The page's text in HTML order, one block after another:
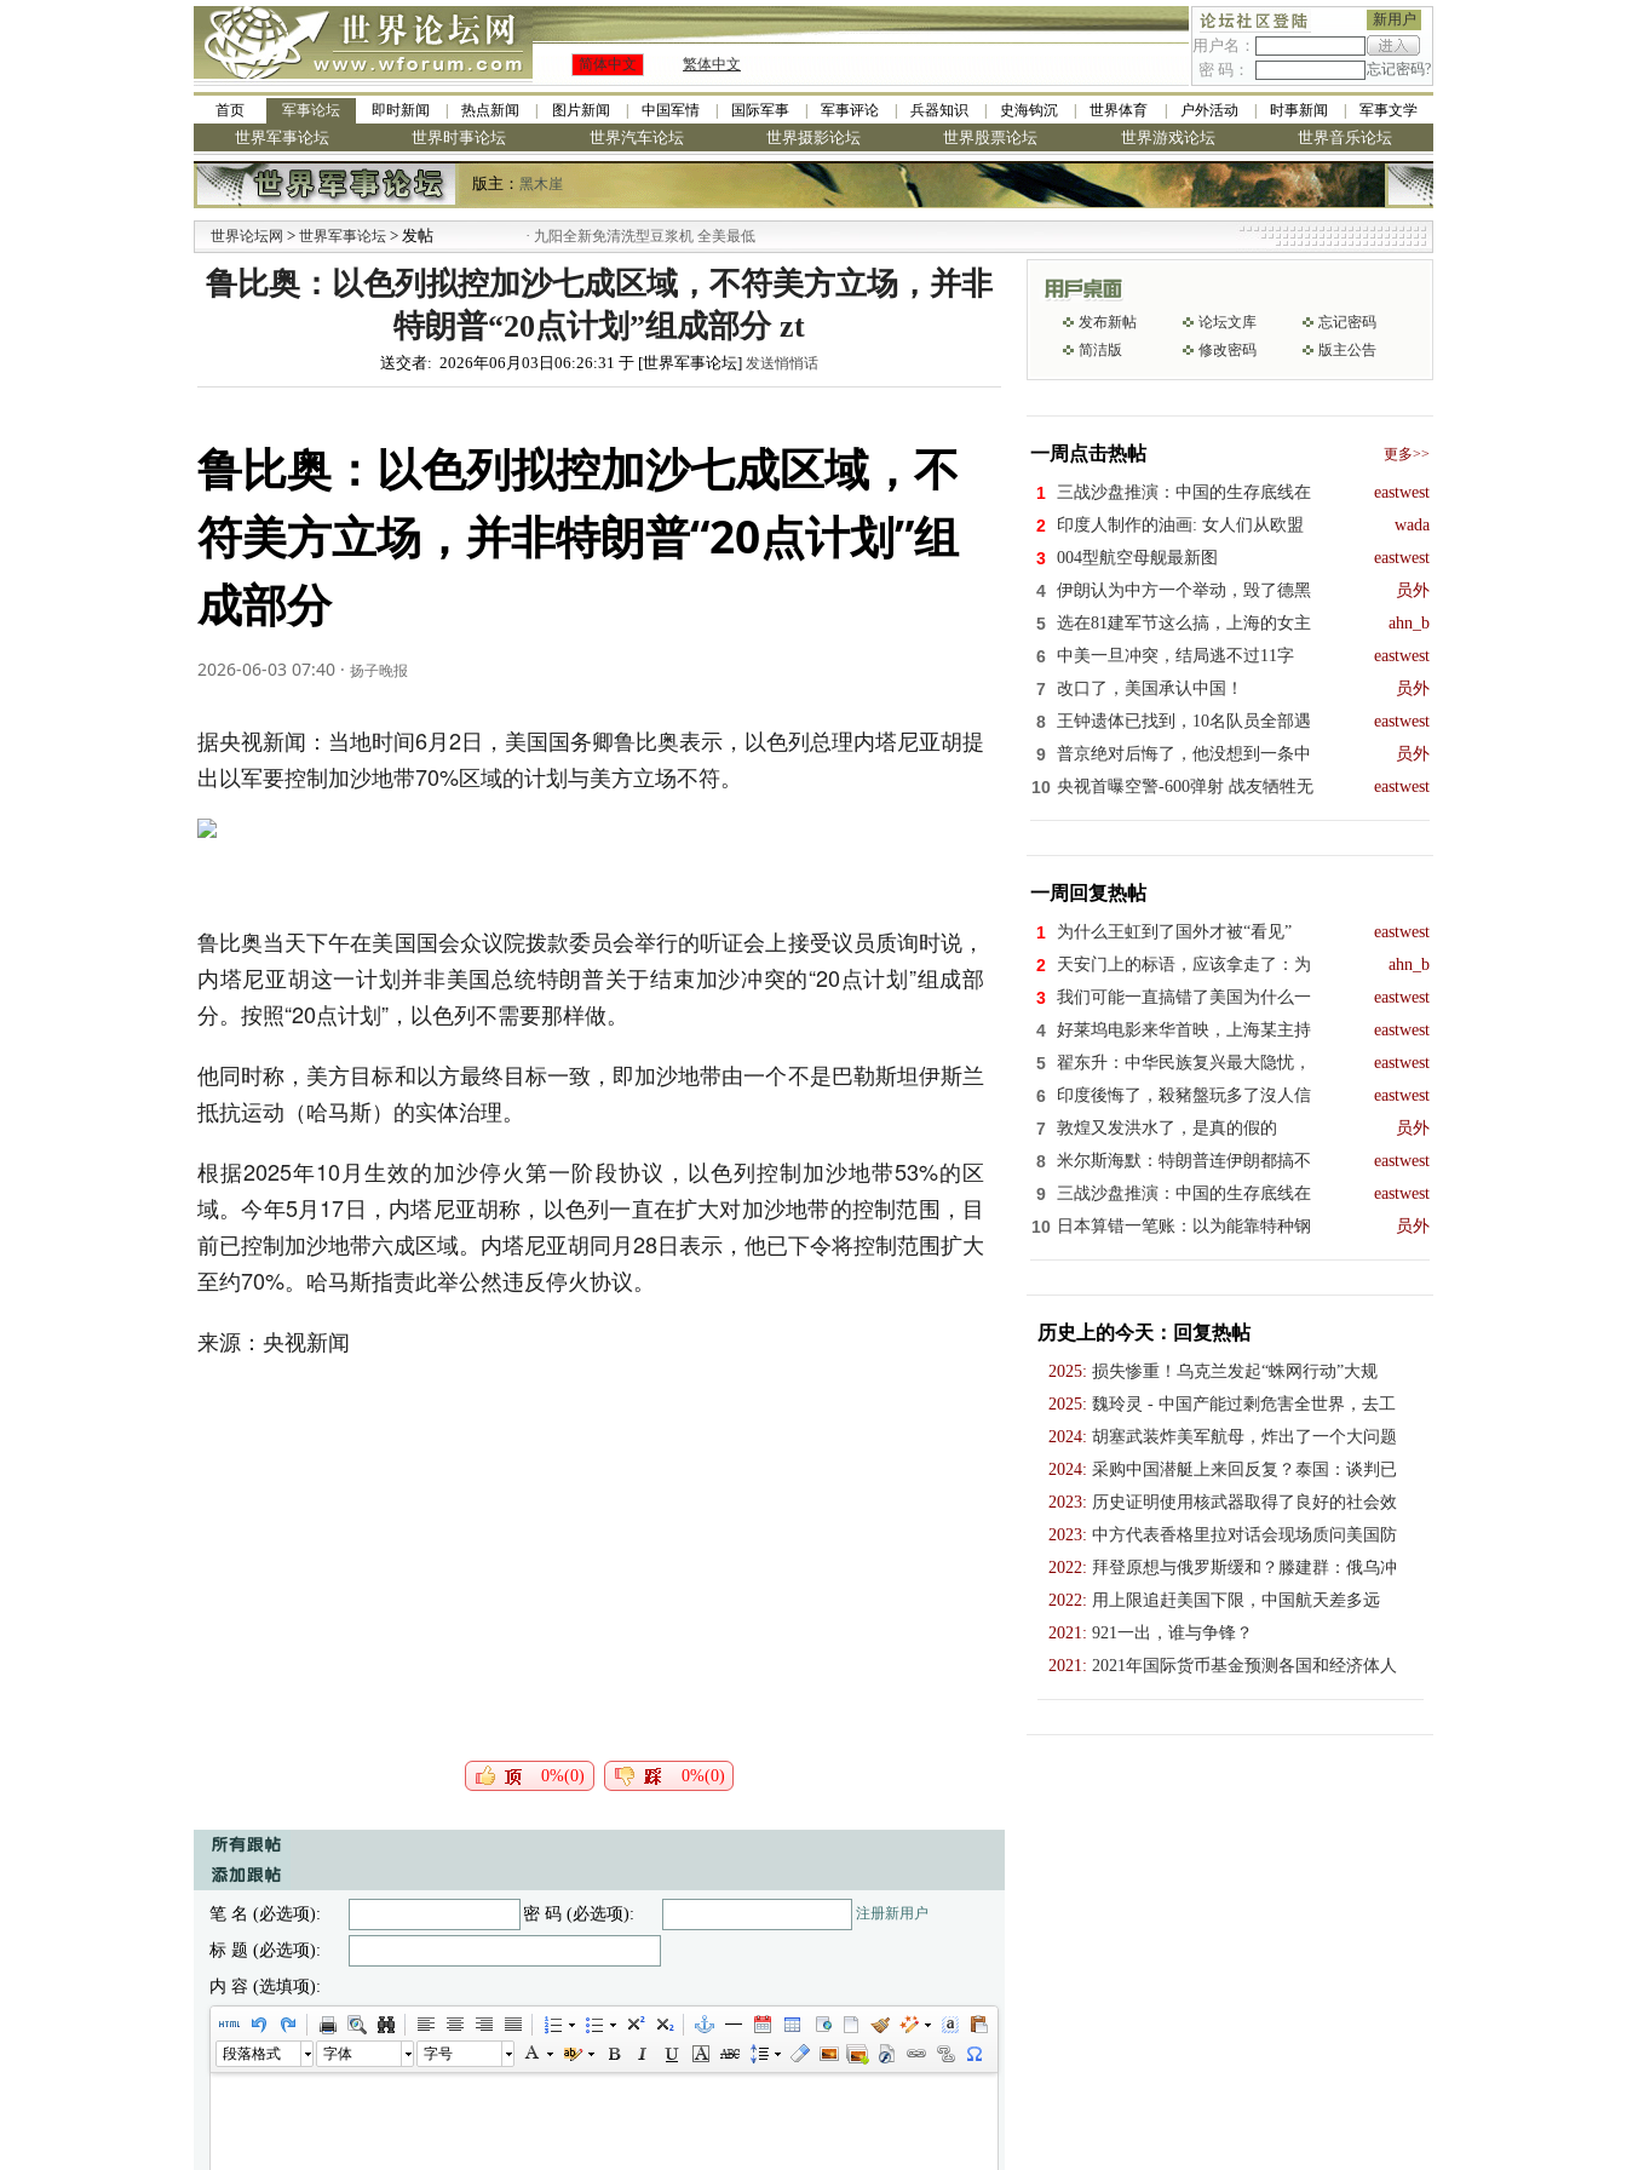
新用户
用户名：
密 码：
忘记密码?
简体中文 繁体中文
首页 军事论坛 即时新闻 热点新闻 图片新闻 中国军情 国际军事 军事评论 兵器知识 史海钩沉 世界体育 户外活动 时事新闻 军事文学
世界军事论坛 世界时事论坛 世界汽车论坛 世界摄影论坛 世界股票论坛 世界游戏论坛 世界音乐论坛
版主： 黑木崖
世界论坛网 > 世界军事论坛 > 发帖 九阳全新免清洗型豆浆机 全美最低
鲁比奥：以色列拟控加沙七成区域，不符美方立场，并非
特朗普“20点计划”组成部分 zt
送交者: 2026年06月03日06:26:31 于 [世界军事论坛] 发送悄悄话
鲁比奥：以色列拟控加沙七成区域，不
符美方立场，并非特朗普“20点计划”组
成部分
2026-06-03 07:40 · 扬子晚报
据央视新闻：当地时间6月2日，美国国务卿鲁比奥表示，以色列总理内塔尼亚胡提
出以军要控制加沙地带70%区域的计划与美方立场不符。
鲁比奥当天下午在美国国会众议院拨款委员会举行的听证会上接受议员质询时说，
内塔尼亚胡这一计划并非美国总统特朗普关于结束加沙冲突的“20点计划”组成部
分。按照“20点计划”，以色列不需要那样做。
他同时称，美方目标和以方最终目标一致，即加沙地带由一个不是巴勒斯坦伊斯兰
抵抗运动（哈马斯）的实体治理。
根据2025年10月生效的加沙停火第一阶段协议，以色列控制加沙地带53%的区
域。今年5月17日，内塔尼亚胡称，以色列一直在扩大对加沙地带的控制范围，目
前已控制加沙地带六成区域。内塔尼亚胡同月28日表示，他已下令将控制范围扩大
至约70%。哈马斯指责此举公然违反停火协议。
来源：央视新闻
0%(0) 0%(0)
笔 名 (必选项): 密 码 (必选项): 注册新用户
标 题 (必选项):
内 容 (选填项):
段落格式 字体 字号
发布新帖 论坛文库
忘记密码
简洁版
修改密码 版主公告
一周点击热帖 更多>>
1 三战沙盘推演：中国的生存底线在 eastwest
2 印度人制作的油画: 女人们从欧盟 wada
3 004型航空母舰最新图 eastwest
4 伊朗认为中方一个举动，毁了德黑 员外
5 选在81建军节这么搞，上海的女主 ahn_b
6 中美一旦冲突，结局逃不过11字 eastwest
7 改口了，美国承认中国！ 员外
8 王钟遗体已找到，10名队员全部遇 eastwest
9 普京绝对后悔了，他没想到一条中 员外
10 央视首曝空警-600弹射 战友牺牲无 eastwest
一周回复热帖
1 为什么王虹到了国外才被“看见” eastwest
2 天安门上的标语，应该拿走了：为 ahn_b
3 我们可能一直搞错了美国为什么一 eastwest
4 好莱坞电影来华首映，上海某主持 eastwest
5 翟东升：中华民族复兴最大隐忧， eastwest
6 印度後悔了，殺豬盤玩多了沒人信 eastwest
7 敦煌又发洪水了，是真的假的 员外
8 米尔斯海默：特朗普连伊朗都搞不 eastwest
9 三战沙盘推演：中国的生存底线在 eastwest
10 日本算错一笔账：以为能靠特种钢 员外
历史上的今天：回复热帖
2025: 损失惨重！乌克兰发起“蛛网行动”大规
2025: 魏玲灵 - 中国产能过剩危害全世界，去工
2024: 胡塞武装炸美军航母，炸出了一个大问题
2024: 采购中国潜艇上来回反复？泰国：谈判已
2023: 历史证明使用核武器取得了良好的社会效
2023: 中方代表香格里拉对话会现场质问美国防
2022: 拜登原想与俄罗斯缓和？滕建群：俄乌冲
2022: 用上限追赶美国下限，中国航天差多远
2021: 921一出，谁与争锋？
2021: 2021年国际货币基金预测各国和经济体人